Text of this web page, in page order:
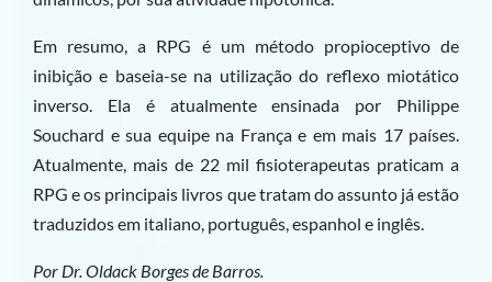
Em resumo, a RPG é um método propioceptivo de
inibição e baseia-se na utilização do reflexo miotático
inverso. Ela é atualmente ensinada por Philippe
Souchard e sua equipe na França e em mais 17 países.
Atualmente, mais de 22 mil fisioterapeutas praticam a
RPG e os principais livros que tratam do assunto já estão
traduzidos em italiano, português, espanhol e inglês.
Por Dr. Oldack Borges de Barros.